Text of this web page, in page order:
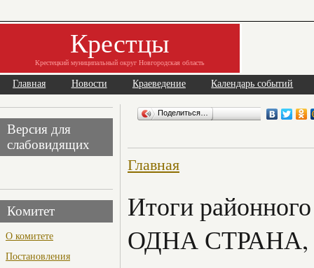
Крестцы
Крестецкий муниципальный округ Новгородская область
Главная Новости Краеведение Календарь событий
Версия для
слабовидящих
Комитет
О комитете
Постановления
Поделиться…
Главная
Итоги
ОДНА